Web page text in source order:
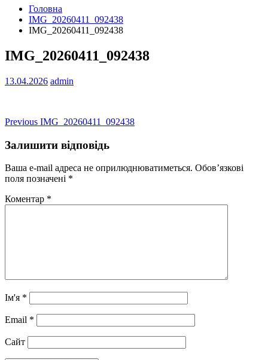
Головна
IMG_20260411_092438
IMG_20260411_092438
IMG_20260411_092438
13.04.2026 admin
Навігація
записів
Previous Previous
IMG_20260411_092438
Залишити відповідь
Ваша e-mail адреса не оприлюднюватиметься. Обов’язкові
поля позначені *
Коментар *
Ім'я *
Email *
Сайт